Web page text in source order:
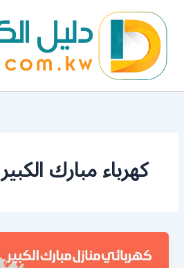
المحتوى
كهرباء مبارك الكبير